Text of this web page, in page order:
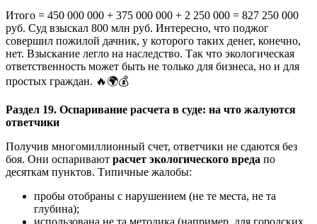
Итого = 450 000 000 + 375 000 000 + 2 250 000 = 827 250 000
руб. Суд взыскал 800 млн руб. Интересно, что поджог
совершил пожилой дачник, у которого таких денег, конечно,
нет. Взыскание легло на наследство. Так что экологическая
ответственность может быть не только для бизнеса, но и для
простых граждан. 🔥🌍💰
Раздел 19. Оспаривание расчета в суде: на что жалуются
ответчики
Получив многомиллионный счет, ответчики не сдаются без
боя. Они оспаривают расчет экологического вреда по
десяткам пунктов. Типичные жалобы:
пробы отобраны с нарушением (не те места, не та
глубина);
использована не та методика (например, для городских